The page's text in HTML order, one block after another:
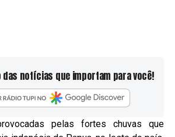
notícias que importam para você!
pelas fortes chuvas que